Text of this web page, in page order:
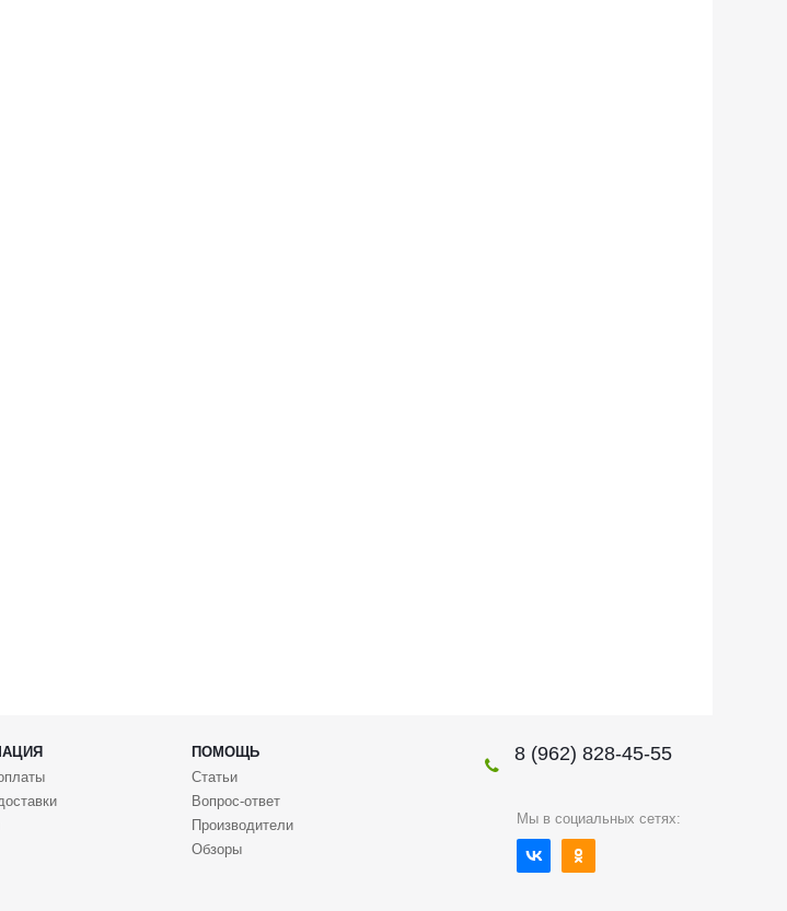
ПОМОЩЬ
Статьи
Вопрос-ответ
Производители
Обзоры
8 (962) 828-45-55
Мы в социальных сетях: